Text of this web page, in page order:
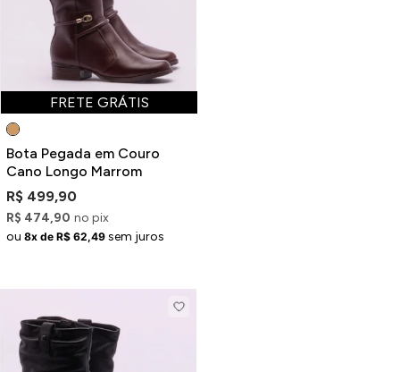
FRETE GRÁTIS
Bota Pegada em Couro
Cano Longo Marrom
R$ 499,90
R$ 474,90 no pix
ou 8x de R$ 62,49 sem juros